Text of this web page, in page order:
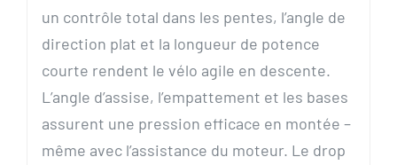
un contrôle total dans les pentes, l’angle de
direction plat et la longueur de potence
courte rendent le vélo agile en descente.
L’angle d’assise, l’empattement et les bases
assurent une pression efficace en montée –
même avec l’assistance du moteur. Le drop